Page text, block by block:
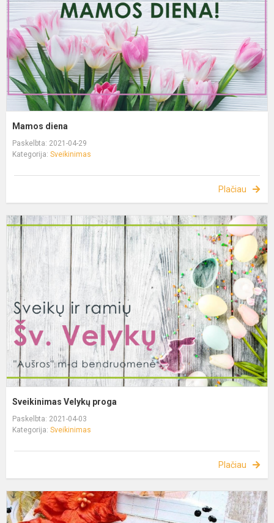
Mamos diena
Paskelbta: 2021-04-29
Kategorija: Sveikinimas
Plačiau
Sveikinimas Velykų proga
Paskelbta: 2021-04-03
Kategorija: Sveikinimas
Plačiau